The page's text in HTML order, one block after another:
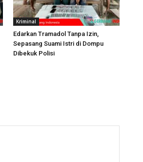
Kriminal
Edarkan Tramadol Tanpa Izin,
Sepasang Suami Istri di Dompu
Dibekuk Polisi